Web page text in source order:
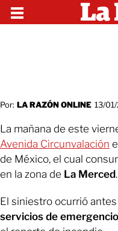
Por: LA RAZÓN ONLINE 13/
La mañana de este
Avenida Circunvalación
de México, el cual
en la zona de La Merced.
El siniestro ocurrió
servicios de